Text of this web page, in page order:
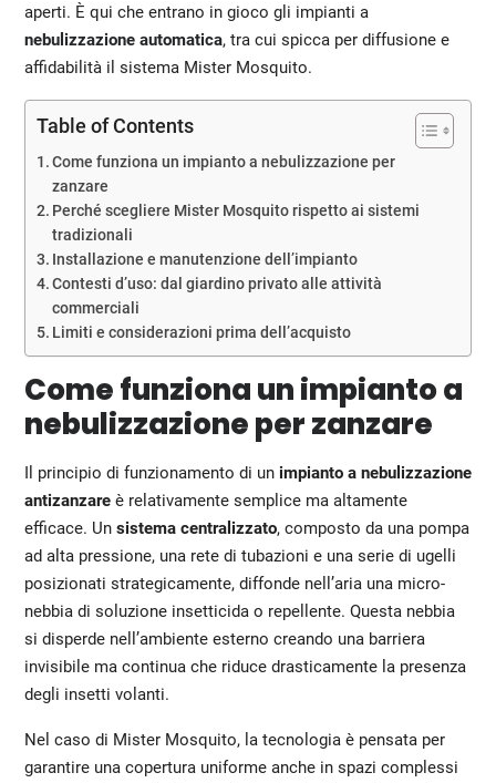
aperti. È qui che entrano in gioco gli impianti a
nebulizzazione automatica, tra cui spicca per diffusione e
affidabilità il sistema Mister Mosquito.
Table of Contents
Come funziona un impianto a nebulizzazione per
zanzare
Perché scegliere Mister Mosquito rispetto ai sistemi
tradizionali
Installazione e manutenzione dell’impianto
Contesti d’uso: dal giardino privato alle attività
commerciali
Limiti e considerazioni prima dell’acquisto
Come funziona un impianto a
nebulizzazione per zanzare
Il principio di funzionamento di un impianto a nebulizzazione
antizanzareè relativamente semplice ma altamente
efficace. Un sistema centralizzato, composto da una pompa
ad alta pressione, una rete di tubazioni e una serie di ugelli
posizionati strategicamente, diffonde nell’aria una micro-
nebbia di soluzione insetticida o repellente. Questa nebbia
si disperde nell’ambiente esterno creando una barriera
invisibile ma continua che riduce drasticamente la presenza
degli insetti volanti.
Nel caso di Mister Mosquito, la tecnologia è pensata per
garantire una copertura uniforme anche in spazi complessi